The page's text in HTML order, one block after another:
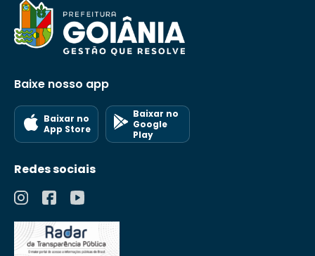
Baixe nosso app
Baixar no
App Store
Baixar no
Google
Play
Redes sociais